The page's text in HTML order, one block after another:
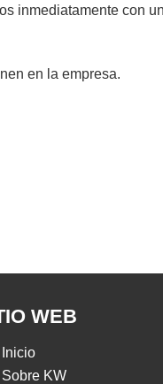
inmediatamente con
en la empresa.
WEB
Inicio
Sobre KW